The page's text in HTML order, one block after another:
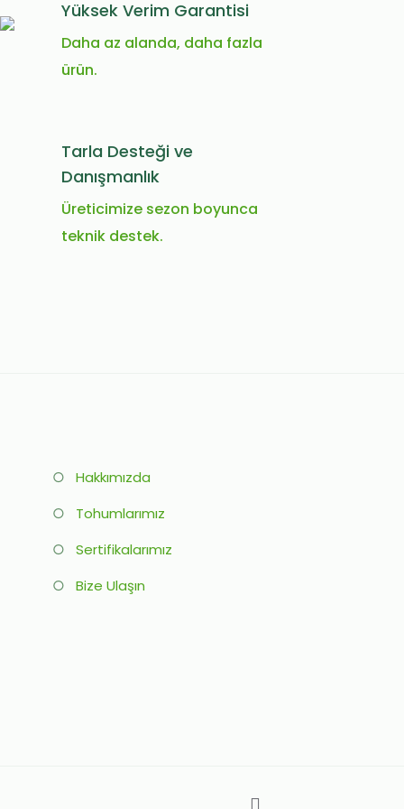
Yüksek Verim Garantisi
Daha az alanda, daha fazla
ürün.
Tarla Desteği ve
Danışmanlık
Üreticimize sezon boyunca
teknik destek.
○ Hakkımızda
○ Tohumlarımız
○ Sertifikalarımız
○ Bize Ulaşın